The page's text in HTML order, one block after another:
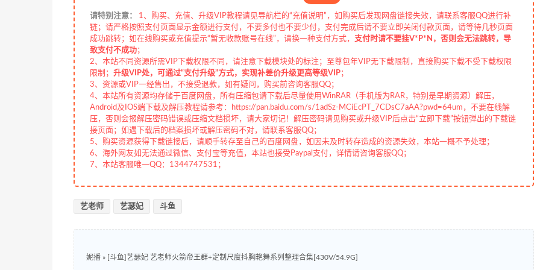
请特别注意：
1、购买、充值、升级VIP教程请见导航栏的“充值说明”，如购买后发现网盘链接失效，请联系客服QQ进行补
链；请严格按照支付页面显示金额进行支付，不要多付也不要少付，支付完成后请不要立即关闭付款页面，请等待几秒页面
成功跳转；如在线购买或充值提示“暂无收款账号在线”，请换一种支付方式， 支付时请不要挂V*P*N，否则会无法跳转，导
致支付不成功；
2、本站不同资源所需VIP下载权限不同，请注意下载模块处的标注；至尊包年VIP无下载限制，直接购买下载不受下载权限
限制； 升级VIP处，可通过“支付升级”方式，实现补差价升级更高等级VIP；
3、资源或VIP一经售出，不接受退款，如有疑问，购买前咨询客服QQ；
4、本站所有资源均存储于百度网盘，所有压缩包请下载后尽量使用WinRAR（手机版为RAR，特别是早期资源）解压，
Android及IOS端下载及解压教程请参考：https://pan.baidu.com/s/1adSz-MCiEcPT_7CDsC7aAA?pwd=64um，不要在线解
压，否则会报解压密码错误或压缩文档损坏，请大家切记！解压密码请见购买或升级VIP后点击“立即下载”按钮弹出的下载链
接页面；如遇下载后的档案损坏或解压密码不对，请联系客服QQ；
5、购买资源获得下载链接后，请顺手转存至自己的百度网盘，如因未及时转存造成的资源失效，本站一概不予处理；
6、海外网友如无法通过微信、支付宝等充值，本站也接受Paypal支付，详情请咨询客服QQ；
7、本站客服唯一QQ：1344747531；
艺老师 艺瑟妃 斗鱼
妮播 » [斗鱼]艺瑟妃 艺老师火箭帝王群+定制尺度抖胸艳舞系列整理合集[430V/54.9G]